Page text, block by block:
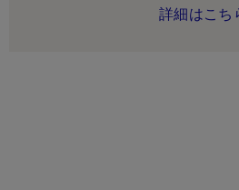
詳細はこち